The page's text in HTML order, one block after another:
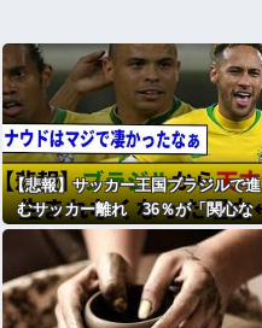
【悲報】サッカー王国ブラジルで進
むサッカー離れ 36％が「関心な
し」